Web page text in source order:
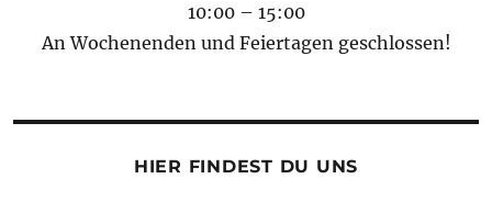
10:00 – 15:00
An Wochenenden und Feiertagen geschlossen!
HIER FINDEST DU UNS